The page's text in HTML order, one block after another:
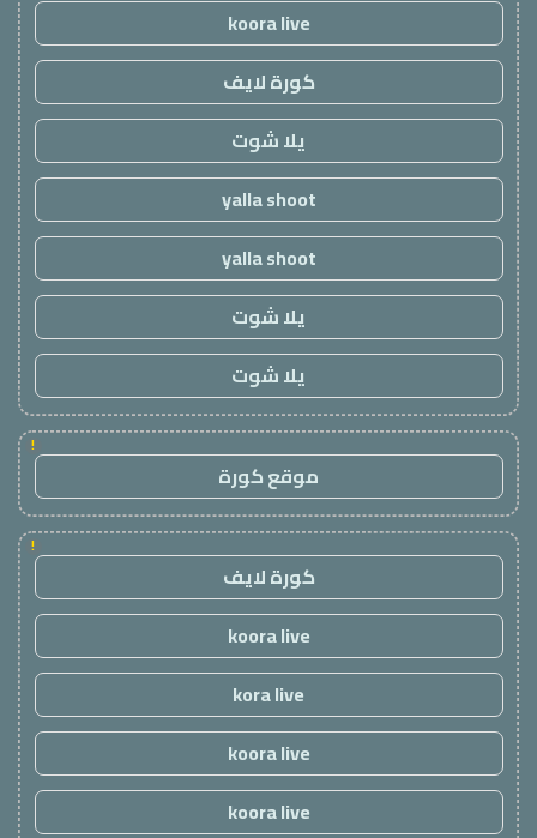
koora live
كورة لايف
يلا شوت
yalla shoot
yalla shoot
يلا شوت
يلا شوت
!
موقع كورة
!
كورة لايف
koora live
kora live
koora live
koora live